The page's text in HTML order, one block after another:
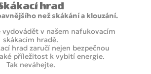
hrad
než skákání a klouzání.
vydovádět v našem nafukovacím
skákacím hradě.
hrad zaručí nejen bezpečnou
příležitost k vybití energie.
Tak neváhejte.